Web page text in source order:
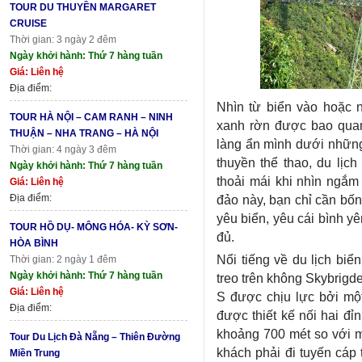
TOUR DU THUYỀN MARGARET
CRUISE
Thời gian: 3 ngày 2 đêm
Ngày khởi hành: Thứ 7 hàng tuần
Giá: Liên hệ
Địa điểm:
TOUR HÀ NỘI – CAM RANH – NINH
THUẬN – NHA TRANG – HÀ NỘI
Thời gian: 4 ngày 3 đêm
Ngày khởi hành: Thứ 7 hàng tuần
Giá: Liên hệ
Địa điểm:
TOUR HỒ DỤ- MÔNG HÓA- KỲ SƠN-
HÒA BÌNH
Thời gian: 2 ngày 1 đêm
Ngày khởi hành: Thứ 7 hàng tuần
Giá: Liên hệ
Địa điểm:
Tour Du Lịch Đà Nẵng – Thiên Đường
Miền Trung
Nhìn từ biển vào hoặc
xanh rờn được bao
làng ẩn mình dưới
thuyền thể thao, du
thoải mái khi nhìn
đảo này, bạn chỉ cần
yêu biển, yêu cái bình
đủ.
Nổi tiếng về du lịch
treo trên không
S được chịu lực bởi
được thiết kế nối hai
khoảng 700 mét so với
khách phải đi tuyến